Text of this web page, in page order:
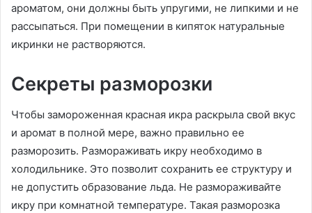
ароматом, они должны быть упругими, не липкими и не
рассыпаться. При помещении в кипяток натуральные
икринки не растворяются.
Секреты разморозки
Чтобы замороженная красная икра раскрыла свой вкус
и аромат в полной мере, важно правильно ее
разморозить. Размораживать икру необходимо в
холодильнике. Это позволит сохранить ее структуру и
не допустить образование льда. Не размораживайте
икру при комнатной температуре. Такая разморозка